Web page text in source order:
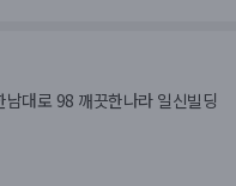
대로 98 깨끗한나라 일신빌딩